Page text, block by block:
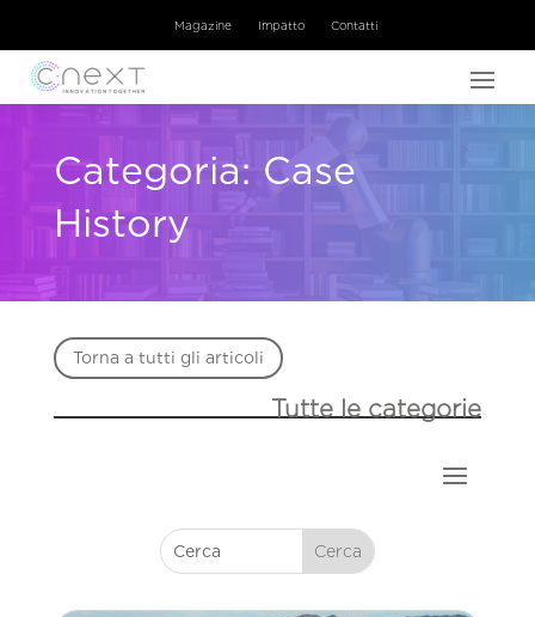
Magazine Impatto Contatti
Categoria: Case
History
Torna a tutti gli articoli
Tutte le categorie